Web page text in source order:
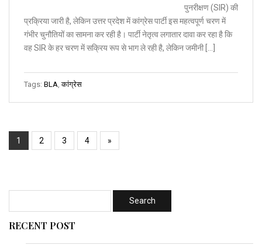
पुनरीक्षण (SIR) की
प्रक्रिया जारी है, लेकिन उत्तर प्रदेश में कांग्रेस पार्टी इस महत्वपूर्ण चरण में
गंभीर चुनौतियों का सामना कर रही है। पार्टी नेतृत्व लगातार दावा कर रहा है कि
वह SIR के हर चरण में सक्रिय रूप से भाग ले रही है, लेकिन जमीनी […]
Tags: BLA ,कांग्रेस
1 2 3 4 »
RECENT POST